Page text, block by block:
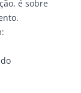
, é sobre